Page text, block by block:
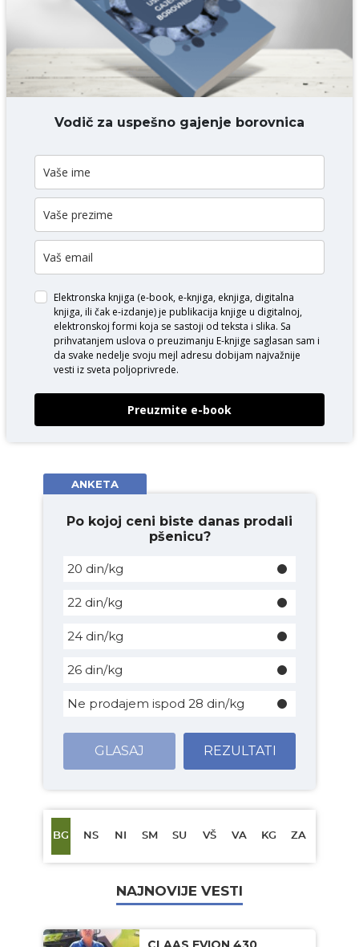
DODAJ KOMENTAR
Vodič za uspešno gajenje borovnica
Elektronska knjiga (e-book, e-knjiga, eknjiga, digitalna
knjiga, ili čak e-izdanje) je publikacija knjige u digitalnoj,
elektronskoj formi koja se sastoji od teksta i slika. Sa
prihvatanjem uslova o preuzimanju E-knjige saglasan sam i
da svake nedelje svoju mejl adresu dobijam najvažnije
vesti iz sveta poljoprivrede.
Preuzmite e-book
ANKETA
Po kojoj ceni biste danas prodali
pšenicu?
20 din/kg
22 din/kg
24 din/kg
26 din/kg
Ne prodajem ispod 28 din/kg
GLASAJ REZULTATI
BG NS NI SM SU VŠ VA KG ZA
NAJNOVIJE VESTI